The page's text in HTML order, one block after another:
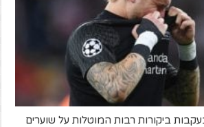
ביקורות רבות המוטלות על שוערים